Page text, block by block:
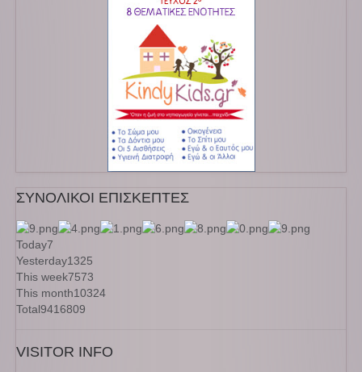
ΣΥΝΟΛΙΚΟΙ ΕΠΙΣΚΕΠΤΕΣ
Today7
Yesterday1325
This week7573
This month10324
Total9416809
VISITOR INFO